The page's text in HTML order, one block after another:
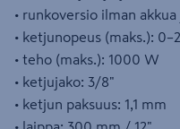
• runkoversio ilman
• ketjunopeus (maks.):
• teho (maks.): 1000 W
• ketjujako: 3/8"
• ketjun paksuus: 1,1 mm
• laippa: 300 mm / 12"